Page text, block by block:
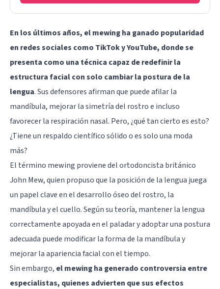
En los últimos años, el mewing ha ganado popularidad
en redes sociales como TikTok y YouTube, donde se
presenta como una técnica capaz de redefinir la
estructura facial con solo cambiar la postura de la
lengua. Sus defensores afirman que puede afilar la
mandíbula, mejorar la simetría del rostro e incluso
favorecer la respiración nasal. Pero, ¿qué tan cierto es esto?
¿Tiene un respaldo científico sólido o es solo una moda
más?
El término mewing proviene del ortodoncista británico
John Mew, quien propuso que la posición de la lengua juega
un papel clave en el desarrollo óseo del rostro, la
mandíbula y el cuello. Según su teoría, mantener la lengua
correctamente apoyada en el paladar y adoptar una postura
adecuada puede modificar la forma de la mandíbula y
mejorar la apariencia facial con el tiempo.
Sin embargo, el mewing ha generado controversia entre
especialistas, quienes advierten que sus efectos